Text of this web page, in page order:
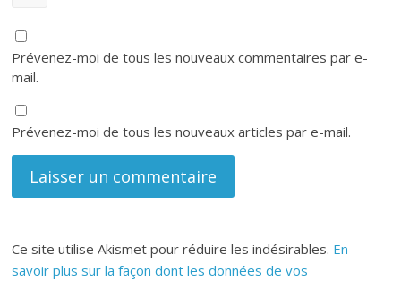
Prévenez-moi de tous les nouveaux commentaires par e-
mail.
Prévenez-moi de tous les nouveaux articles par e-mail.
Ce site utilise Akismet pour réduire les indésirables. En
savoir plus sur la façon dont les données de vos